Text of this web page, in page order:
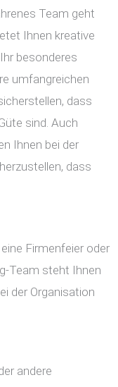
Team geht
Ihnen kreative
besonderes
umfangreichen
dass
sind. Auch
Ihnen bei der
dass
Firmenfeier oder
Team steht Ihnen
der Organisation
andere